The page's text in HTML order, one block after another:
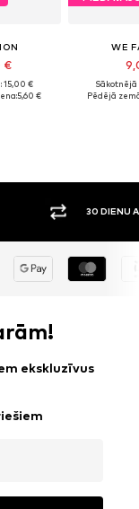
€
15,00 €
5,60 €
WE
Sākotnējā
Pēdējā
TIESĪBAS
ekskluzīvus